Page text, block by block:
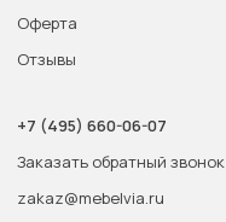
Оферта
Отзывы
+7 (495) 660-06-07
Заказать обратный звонок
zakaz@mebelvia.ru